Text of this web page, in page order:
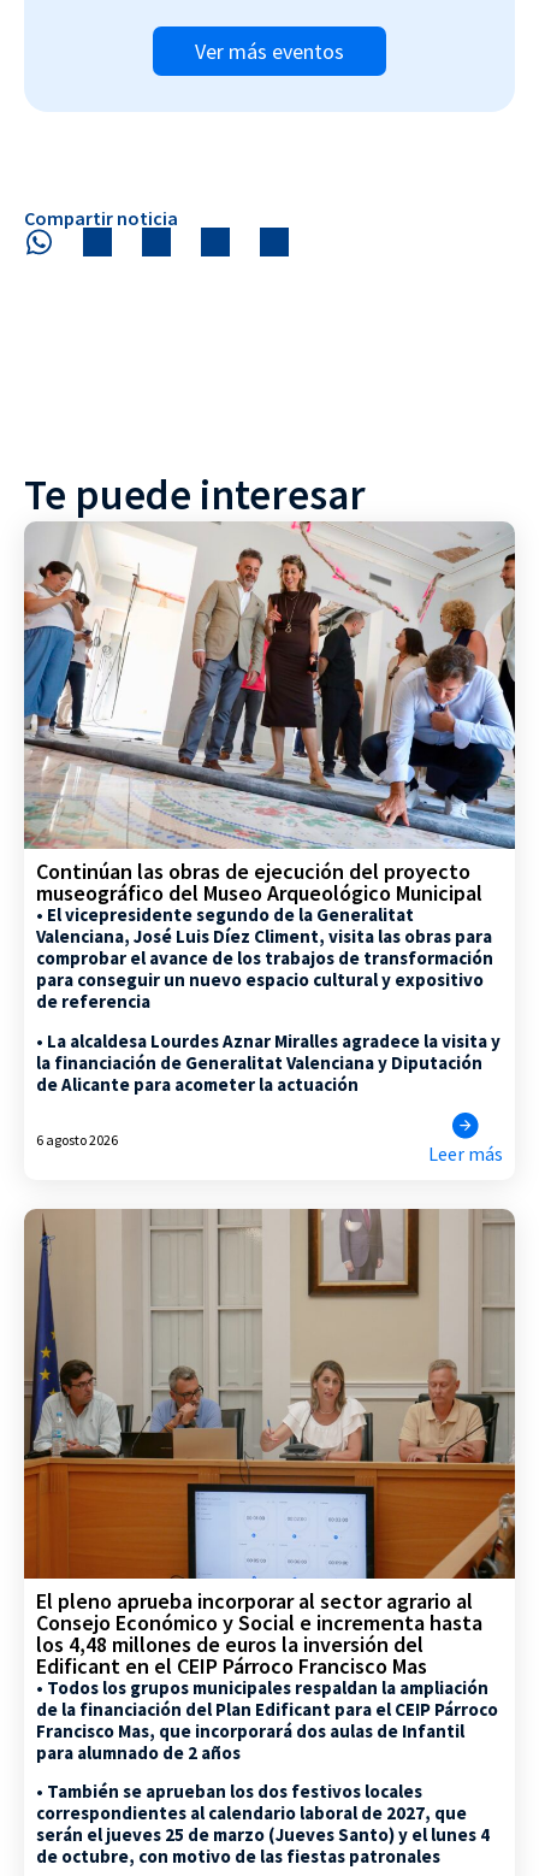
Ver más eventos
Compartir noticia
Te puede interesar
Continúan las obras de ejecución del proyecto
museográfico del Museo Arqueológico Municipal
• El vicepresidente segundo de la Generalitat
Valenciana, José Luis Díez Climent, visita las obras para
comprobar el avance de los trabajos de transformación
para conseguir un nuevo espacio cultural y expositivo
de referencia
• La alcaldesa Lourdes Aznar Miralles agradece la visita y
la financiación de Generalitat Valenciana y Diputación
de Alicante para acometer la actuación
6 agosto 2026
Leer más
El pleno aprueba incorporar al sector agrario al
Consejo Económico y Social e incrementa hasta
los 4,48 millones de euros la inversión del
Edificant en el CEIP Párroco Francisco Mas
• Todos los grupos municipales respaldan la ampliación
de la financiación del Plan Edificant para el CEIP Párroco
Francisco Mas, que incorporará dos aulas de Infantil
para alumnado de 2 años
• También se aprueban los dos festivos locales
correspondientes al calendario laboral de 2027, que
serán el jueves 25 de marzo (Jueves Santo) y el lunes 4
de octubre, con motivo de las fiestas patronales